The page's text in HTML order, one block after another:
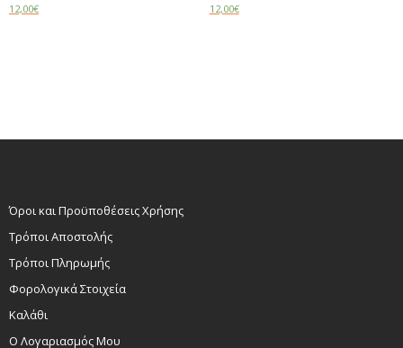
12,00€ 12,00€
Όροι και Προϋποθέσεις Χρήσης
Τρόποι Αποστολής
Τρόποι Πληρωμής
Φορολογικά Στοιχεία
Καλάθι
Ο Λογαριασμός Μου